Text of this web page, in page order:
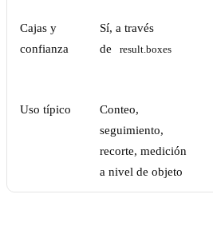
Cajas y
confianza
Sí, a través
de
result.boxes
Uso típico
Conteo,
seguimiento,
recorte, medición
a nivel de objeto